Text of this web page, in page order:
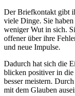
Der Briefkontakt gibt
viele Dinge. Sie
weniger Wut in sich.
offener über ihre
und neue Impulse.
Dadurch hat sich die
blicken positiver in
besser meistern.
mit dem Glauben